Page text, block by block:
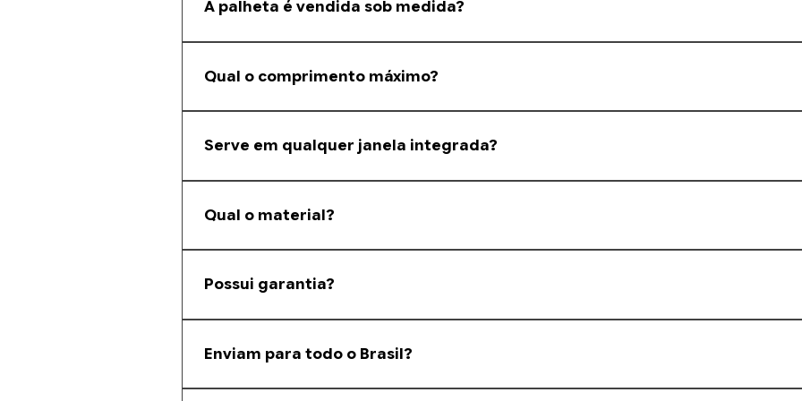
A palheta é vendida sob medida?
Qual o comprimento máximo?
Serve em qualquer janela integrada?
Qual o material?
Possui garantia?
Enviam para todo o Brasil?